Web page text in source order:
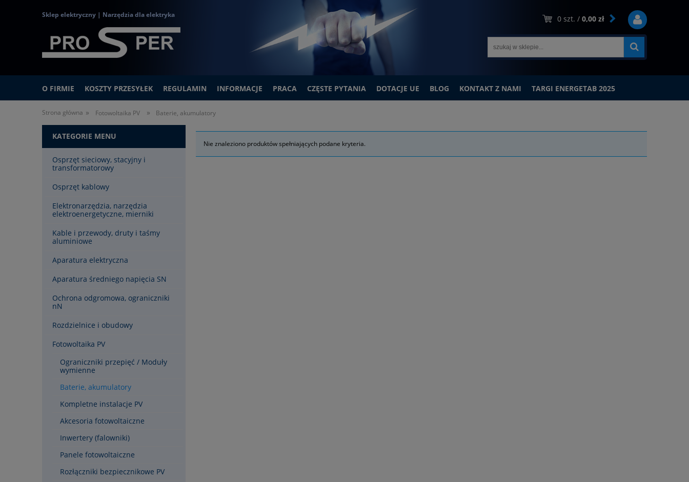
Sklep elektryczny | Narzędzia dla elektryka 0 szt. / 0,00 zł
O FIRMIE KOSZTY PRZESYŁEK REGULAMIN INFORMACJE PRACA CZĘSTE PYTANIA DOTACJE UE BLOG KONTAKT Z NAMI TARGI ENERGETAB 2025
Strona główna » Fotowoltaika PV » Baterie, akumulatory
KATEGORIE MENU
Osprzęt sieciowy, stacyjny i
transformatorowy
Osprzęt kablowy
Elektronarzędzia, narzędzia
elektroenergetyczne, mierniki
Kable i przewody, druty i taśmy
aluminiowe
Aparatura elektryczna
Aparatura średniego napięcia SN
Ochrona odgromowa, ograniczniki
nN
Rozdzielnice i obudowy
Fotowoltaika PV
Ograniczniki przepięć / Moduły
wymienne
Baterie, akumulatory
Kompletne instalacje PV
Akcesoria fotowoltaiczne
Inwertery (falowniki)
Panele fotowoltaiczne
Rozłączniki bezpiecznikowe PV
Nie znaleziono produktów spełniających podane kryteria.